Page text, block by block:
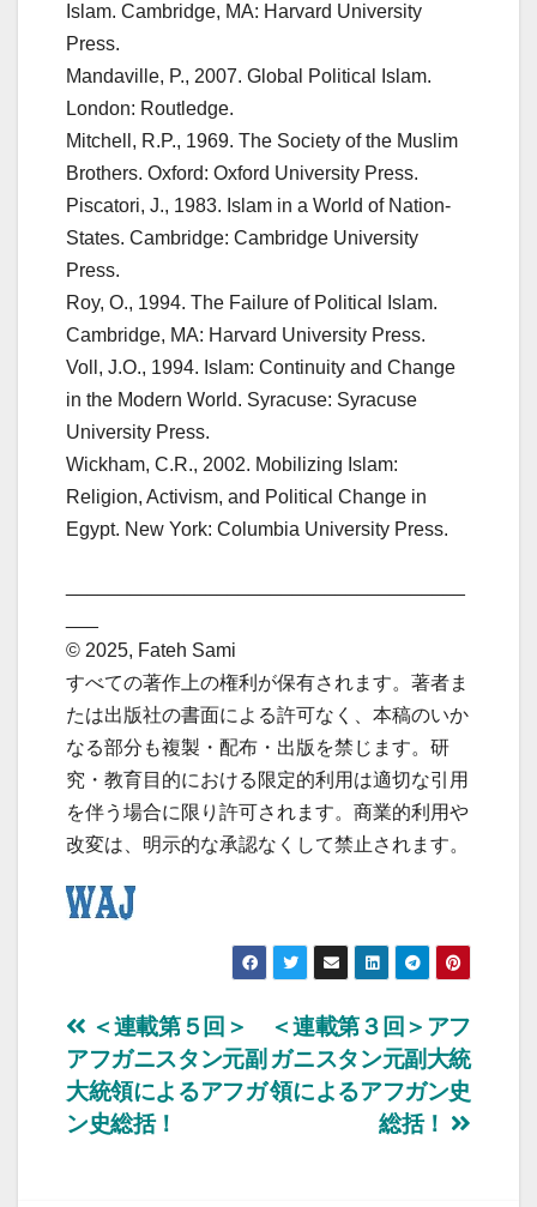
Islam. Cambridge, MA: Harvard University
Press.
Mandaville, P., 2007. Global Political Islam.
London: Routledge.
Mitchell, R.P., 1969. The Society of the Muslim
Brothers. Oxford: Oxford University Press.
Piscatori, J., 1983. Islam in a World of Nation-
States. Cambridge: Cambridge University
Press.
Roy, O., 1994. The Failure of Political Islam.
Cambridge, MA: Harvard University Press.
Voll, J.O., 1994. Islam: Continuity and Change
in the Modern World. Syracuse: Syracuse
University Press.
Wickham, C.R., 2002. Mobilizing Islam:
Religion, Activism, and Political Change in
Egypt. New York: Columbia University Press.
© 2025, Fateh Sami
すべての著作上の権利が保有されます。著者ま
たは出版社の書面による許可なく、本稿のいか
なる部分も複製・配布・出版を禁じます。研
究・教育目的における限定的利用は適切な引用
を伴う場合に限り許可されます。商業的利用や
改変は、明示的な承認なくして禁止されます。
投
稿
ナ
＜連載第３回＞アフ
ガニスタン元副大統
領によるアフガン史
総括！
＜連載第５回＞
アフガニスタン元副
大統領によるアフガ
ン史総括！